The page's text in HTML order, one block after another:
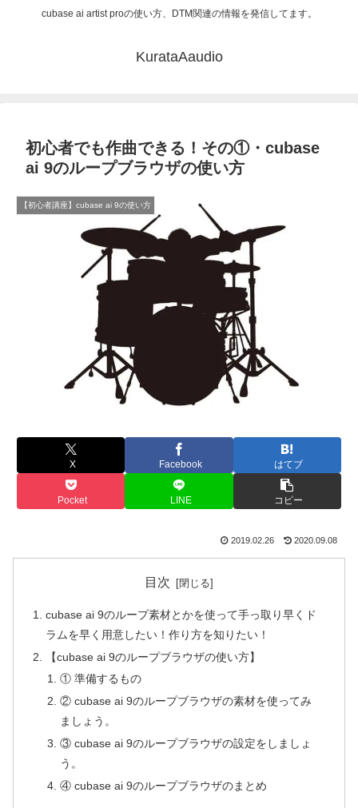
cubase ai artist proの使い方、DTM関連の情報を発信してます。
KurataAaudio
初心者でも作曲できる！その①・cubase
ai 9のループブラウザの使い方
【初心者講座】cubase ai 9の使い方
X Facebook はてブ
Pocket LINE コピー
2019.02.26 2020.09.08
目次
cubase ai 9のループ素材とかを使って手っ取り早くド
ラムを早く用意したい！作り方を知りたい！
【cubase ai 9のループブラウザの使い方】
① 準備するもの
② cubase ai 9のループブラウザの素材を使ってみ
ましょう。
③ cubase ai 9のループブラウザの設定をしましょ
う。
④ cubase ai 9のループブラウザのまとめ